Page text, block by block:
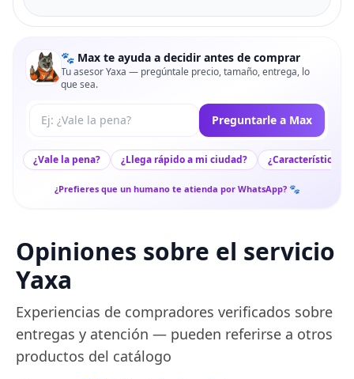
🐾 Max te ayuda a decidir antes de comprar
Tu asesor Yaxa — pregúntale precio, tamaño, entrega, lo
que sea.
Tu pregunta a Max Preguntarle a Max
¿Vale la pena? ¿Llega rápido a mi ciudad? ¿Características
¿Prefieres que un humano te atienda por WhatsApp? 🐾
Opiniones sobre el servicio
Yaxa
Experiencias de compradores verificados sobre
entregas y atención — pueden referirse a otros
productos del catálogo